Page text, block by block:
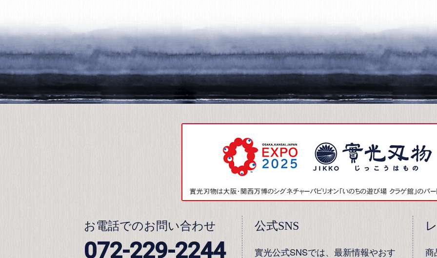
お電話でのお問い合わせ
072-229-2244
公式SNS
實光公式SNSでは、最新情報やおす 商